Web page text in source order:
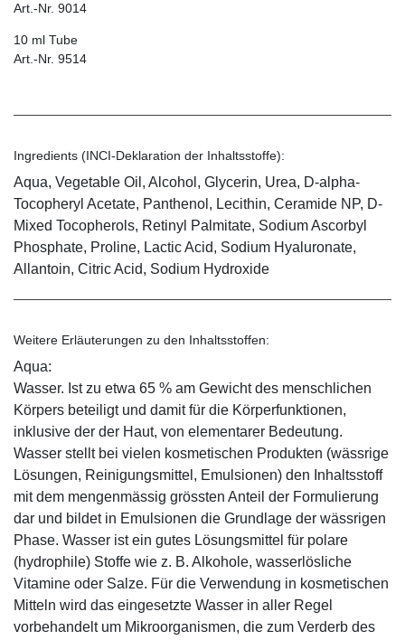
Art.-Nr. 9014
10 ml Tube
Art.-Nr. 9514
Ingredients (INCI-Deklaration der Inhaltsstoffe):
Aqua, Vegetable Oil, Alcohol, Glycerin, Urea, D-alpha-
Tocopheryl Acetate, Panthenol, Lecithin, Ceramide NP, D-
Mixed Tocopherols, Retinyl Palmitate, Sodium Ascorbyl
Phosphate, Proline, Lactic Acid, Sodium Hyaluronate,
Allantoin, Citric Acid, Sodium Hydroxide
Weitere Erläuterungen zu den Inhaltsstoffen:
Aqua:
Wasser. Ist zu etwa 65 % am Gewicht des menschlichen
Körpers beteiligt und damit für die Körperfunktionen,
inklusive der der Haut, von elementarer Bedeutung.
Wasser stellt bei vielen kosmetischen Produkten (wässrige
Lösungen, Reinigungsmittel, Emulsionen) den Inhaltsstoff
mit dem mengenmässig grössten Anteil der Formulierung
dar und bildet in Emulsionen die Grundlage der wässrigen
Phase. Wasser ist ein gutes Lösungsmittel für polare
(hydrophile) Stoffe wie z. B. Alkohole, wasserlösliche
Vitamine oder Salze. Für die Verwendung in kosmetischen
Mitteln wird das eingesetzte Wasser in aller Regel
vorbehandelt um Mikroorganismen, die zum Verderb des